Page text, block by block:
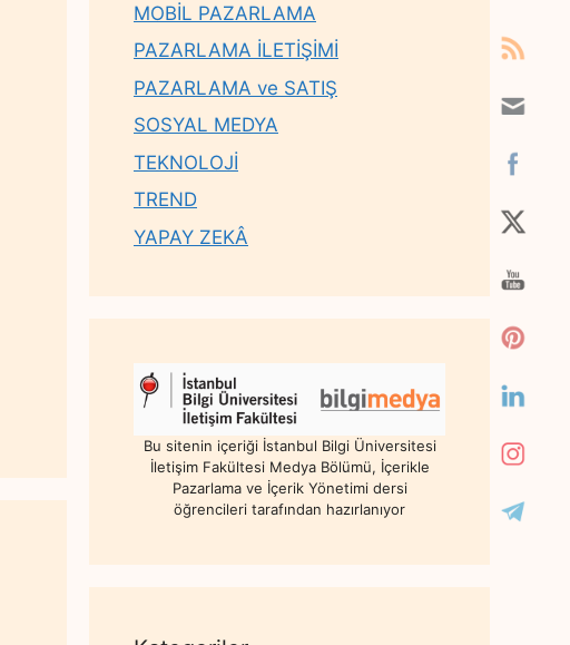
MOBİL PAZARLAMA
PAZARLAMA İLETİŞİMİ
PAZARLAMA ve SATIŞ
SOSYAL MEDYA
TEKNOLOJİ
TREND
YAPAY ZEKÂ
Bu sitenin içeriği İstanbul Bilgi Üniversitesi
İletişim Fakültesi Medya Bölümü, İçerikle
Pazarlama ve İçerik Yönetimi dersi
öğrencileri tarafından hazırlanıyor